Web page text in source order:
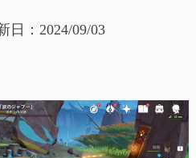
：2024/09/03